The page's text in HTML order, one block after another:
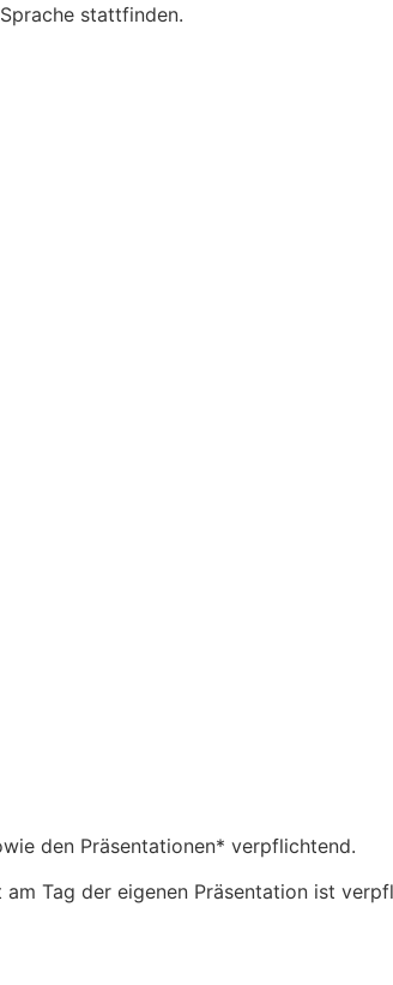
stattfinden.
den Präsentationen* verpflichtend.
Tag der eigenen Präsentation ist